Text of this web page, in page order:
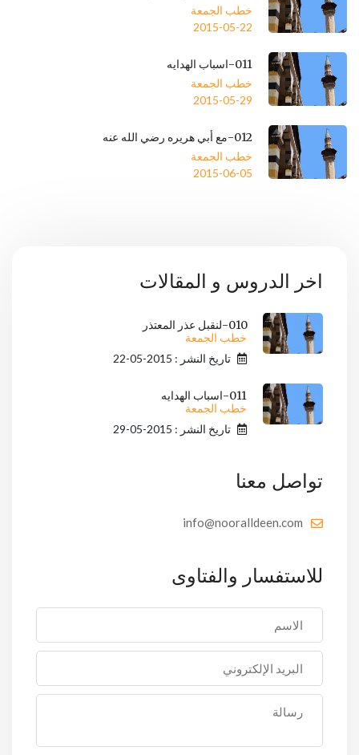
خطب الجمعة
2015-05-22
011-اسباب الهدايه
خطب الجمعة
2015-05-29
012-مع أبي هريره رضي الله عنه
خطب الجمعة
2015-06-05
اخر الدروس و المقالات
010-لنقبل عذر المعتذر
خطب الجمعة
تاريخ النشر : 2015-05-22
011-اسباب الهدايه
خطب الجمعة
تاريخ النشر : 2015-05-29
تواصل معنا
info@nooralldeen.com
للاستفسار والفتاوى